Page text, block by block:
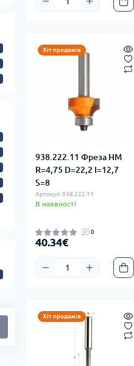
Хіт продажів
938.222.11 Фреза HM
R=4,75 D=22,2 I=12,7
S=8
Артикул: 938.222.11
В наявності
0
40.34€
Хіт продажів